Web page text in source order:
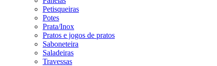
Petisqueiras
Potes
Prata/Inox
Pratos e jogos de pratos
Saboneteira
Saladeiras
Travessas